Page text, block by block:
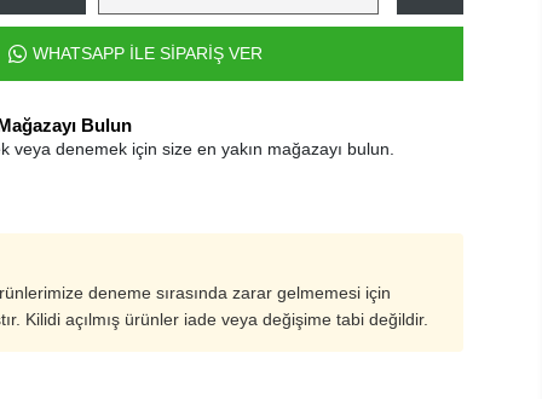
WHATSAPP İLE SİPARİŞ VER
Bulun
veya denemek için size en yakın mağazayı bulun.
deneme sırasında zarar gelmemesi için
Kilidi açılmış ürünler iade veya değişime tabi değildir.